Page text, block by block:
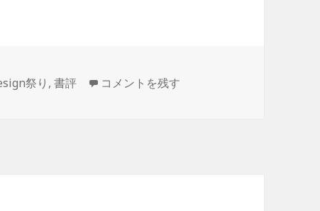
祭り ,書評 Software Design 1995年8月号 に
コメントを残す